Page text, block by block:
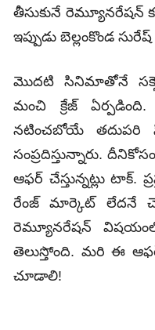
తీసుకునే రెమ్యూనరేషన్
ఇప్పుడు బెల్లంకొండ
మొదటి సినిమాతోనే సక్సెస్
మంచి క్రేజ్
నటించబోయే
సంప్రదిస్తున్నారు.
ఆఫర్ చేస్తున్నట్లు టాక్.
రేంజ్ మార్కెట్ లేదనే
రెమ్యూనరేషన్
తెలుస్తోంది. మరి ఈ ఆఫర్
చూడాలి!